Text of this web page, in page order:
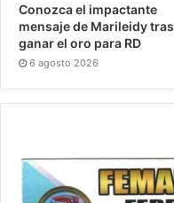
Conozca el impactante
mensaje de Marileidy tras
ganar el oro para RD
6 agosto 2026